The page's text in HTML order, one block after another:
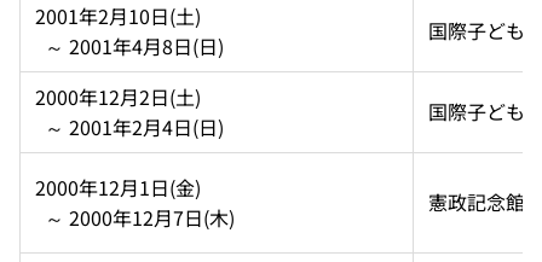
2001年2月10日(土)
  ～ 2001年4月8日(日)
国際子ども
2000年12月2日(土)
  ～ 2001年2月4日(日)
国際子ども
2000年12月1日(金)
  ～ 2000年12月7日(木)
憲政記念館